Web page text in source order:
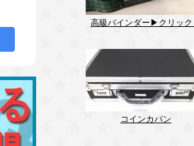
高級バインダー▶クリッ
コインカバン